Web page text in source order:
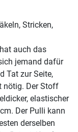
Stricken,
auch das
jemand dafür
Tat zur Seite,
nötig. Der Stoff
elastischer
Der Pulli kann
derselben